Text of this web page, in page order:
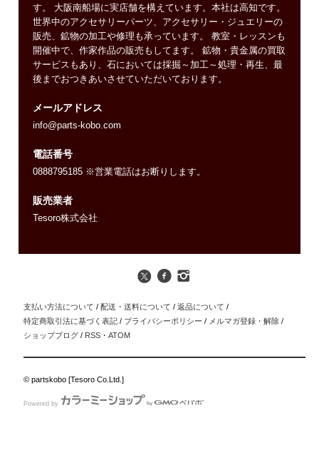
す。 大阪南船場に実店舗を構えています。本社は高知です。
世界中のアクセサリーパーツ、アクセサリー・ジュエリーの
販売、鉱物の加工や修理も承っています。 教室・レッスンも
開催中で、作家作品の販売もしてます。 鉱物・貴金属の買取
サービスもあり、石においては採掘～加工～処理・再生、最
後までおつきあいさせていただいております。
メールアドレス
info@parts-kobo.com
電話番号
0888795185 ※営業電話はお断りします。
販売業者
Tesoro株式会社
支払い方法について / 配送・送料について / 返品について /
特定商取引法に基づく表記 / プライバシーポリシー / メルマガ登録・解除 /
ショップブログ / RSS ・ATOM
© partskobo [Tesoro Co.Ltd.]
Powered by